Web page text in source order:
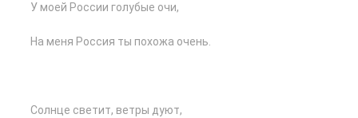
У моей России голубые очи,
На меня Россия ты похожа очень.
Солнце светит, ветры дуют,